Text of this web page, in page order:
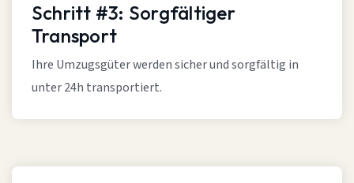
Schritt #3: Sorgfältiger
Transport
Ihre Umzugsgüter werden sicher und sorgfältig in
unter 24h transportiert.